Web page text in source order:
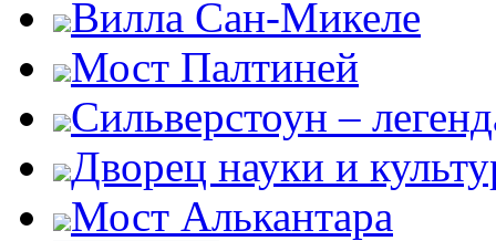
Вилла Сан-Микеле
Мост Палтиней
Сильверстоун –
Дворец науки и
Мост Алькантара